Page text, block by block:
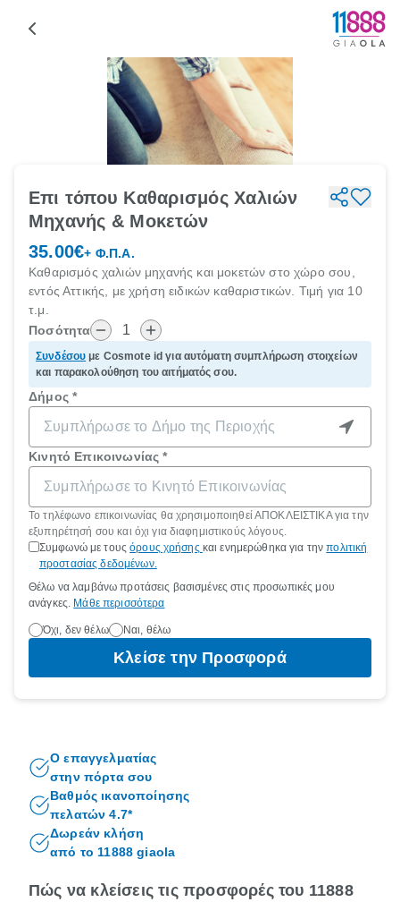
Ο επαγγελματίας
στην πόρτα σου
Βαθμός ικανοποίησης
πελατών 4.7*
Δωρεάν κλήση
από το 11888 giaola
Πώς να κλείσεις τις προσφορές του 11888
Επι τόπου Καθαρισμός Χαλιών
Μηχανής & Μοκετών
35.00€+ Φ.Π.Α.
Καθαρισμός χαλιών μηχανής και μοκετών στο χώρο σου,
εντός Αττικής, με χρήση ειδικών καθαριστικών. Τιμή για 10
τ.μ.
Ποσότητα
1
Συνδέσου με Cosmote id για αυτόματη συμπλήρωση στοιχείων
και παρακολούθηση του αιτήματός σου.
Δήμος*
Κινητό Επικοινωνίας*
Αυτό το πεδίο είναι υποχρεωτικό.
To τηλέφωνο επικοινωνίας θα χρησιμοποιηθεί ΑΠΟΚΛΕΙΣΤΙΚΑ για την
εξυπηρέτησή σου και όχι για διαφημιστικούς λόγους.
Συμφωνώ με τουςόρους χρήσης και ενημερώθηκα για τηνπολιτική
προστασίας δεδομένων.
Θέλω να λαμβάνω προτάσεις βασισμένες στις προσωπικές μου
ανάγκες. Μάθε περισσότερα
Όχι, δεν θέλω Ναι, θέλω
Κλείσε την Προσφορά